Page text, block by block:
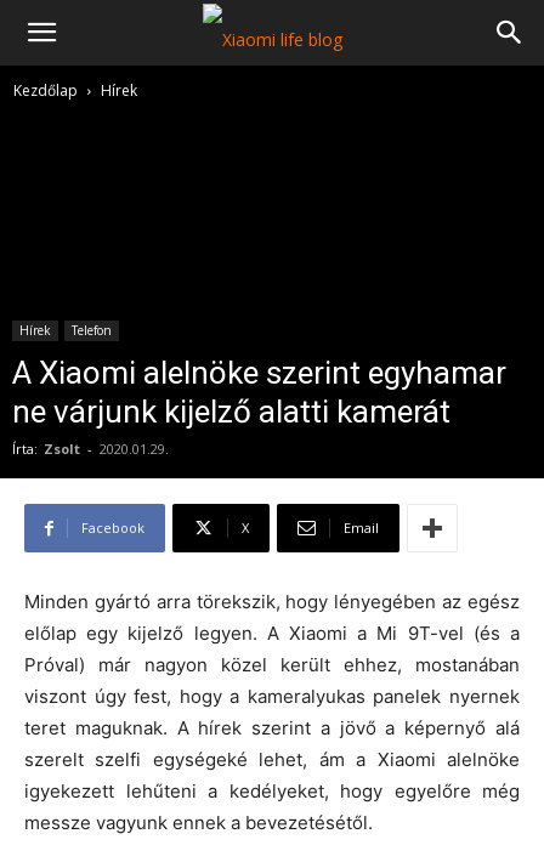
Kezdőlap Hírek
Hírek Telefon
A Xiaomi alelnöke szerint egyhamar
ne várjunk kijelző alatti kamerát
Írta: Zsolt - 2020.01.29.
Facebook X Email
Minden gyártó arra törekszik, hogy lényegében az egész
előlap egy kijelző legyen. A Xiaomi a Mi 9T-vel (és a
Próval) már nagyon közel került ehhez, mostanában
viszont úgy fest, hogy a kameralyukas panelek nyernek
teret maguknak. A hírek szerint a jövő a képernyő alá
szerelt szelfi egységeké lehet, ám a Xiaomi alelnöke
igyekezett lehűteni a kedélyeket, hogy egyelőre még
messze vagyunk ennek a bevezetésétől.